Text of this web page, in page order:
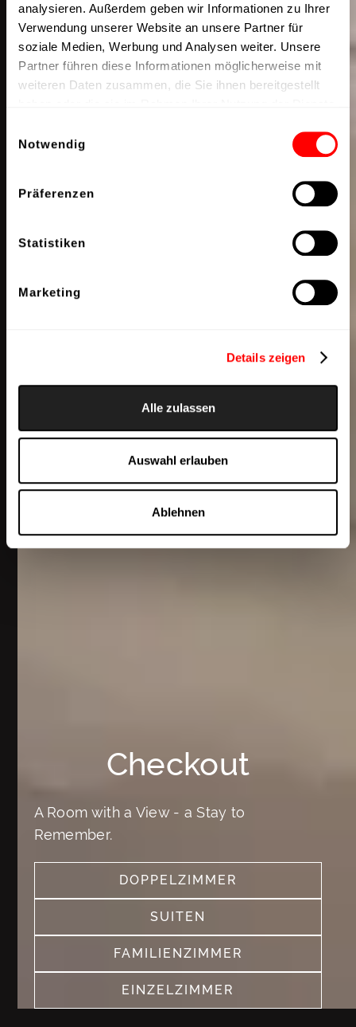
analysieren. Außerdem geben wir Informationen zu Ihrer
Verwendung unserer Website an unsere Partner für
soziale Medien, Werbung und Analysen weiter. Unsere
Partner führen diese Informationen möglicherweise mit
weiteren Daten zusammen, die Sie ihnen bereitgestellt
Notwendig
Präferenzen
Statistiken
Marketing
Details zeigen
Alle zulassen
Auswahl erlauben
Ablehnen
Checkout
A Room with a View - a Stay to
Remember.
DOPPELZIMMER
SEE MORE
SUITEN
SEE MORE
FAMILIENZIMMER
SEE MORE
EINZELZIMMER
SEE MORE